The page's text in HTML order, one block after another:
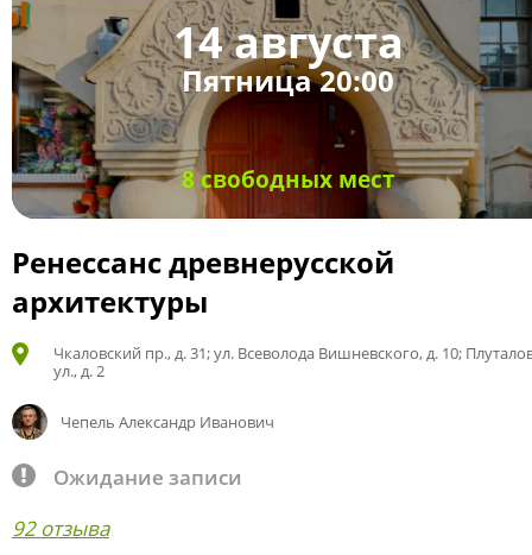
14 августа
Пятница 20:00
8 свободных мест
Ренессанс древнерусской
архитектуры
Чкаловский пр., д. 31; ул. Всеволода Вишневского, д. 10;
ул., д. 2
Чепель Александр Иванович
Ожидание записи
92 отзыва